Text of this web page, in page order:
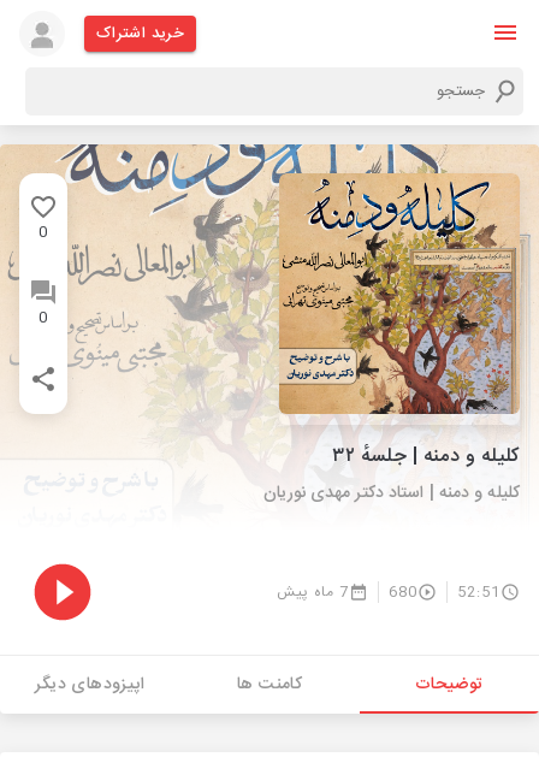
خرید اشتراک
0
0
کلیله و دمنه | جلسهٔ ۳۲
کلیله و دمنه | استاد دکتر مهدی نوریان
52:51
680 7 ماه پیش
توضیحات کامنت ها اپیزودهای دیگر